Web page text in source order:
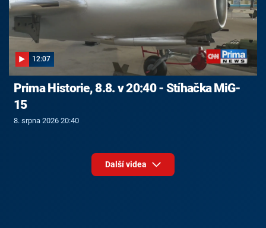
12:07
Prima Historie, 8.8. v 20:40 - Stíhačka MiG-
15
8. srpna 2026 20:40
Další videa